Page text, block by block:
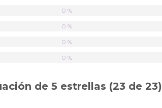
0 %
0 %
0 %
0 %
de 5 estrellas (23 de 23)